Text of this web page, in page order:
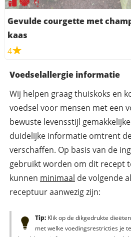
Gevulde courgette met
kaas
4
Voedselallergie informatie
Wij helpen graag thuiskoks en
voedsel voor mensen met een
bewuste levensstijl
duidelijke informatie omtrent
verschaffen. Op basis van de
gebruikt worden om dit recept
kunnen minimaal de volgende
receptuur aanwezig zijn:
Tip:Klik op de dikgedrukte
met welke voedingsrestricties je